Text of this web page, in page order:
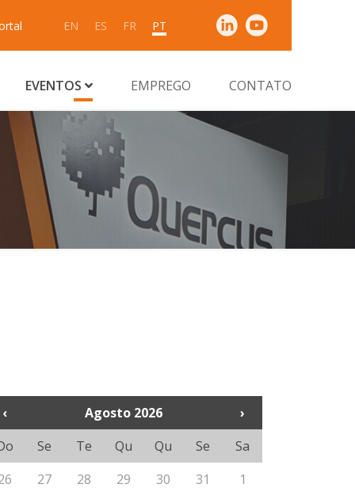
EN ES FR PT
EVENTOS EMPREGO CONTATO
‹ Agosto 2026
›
Se Te Qu Qu Se
Sa
27 28 29 30 31
1